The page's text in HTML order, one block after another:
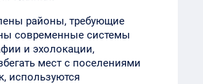
районы, требующие
современные системы
и эхолокации,
мест с поселениями
используются